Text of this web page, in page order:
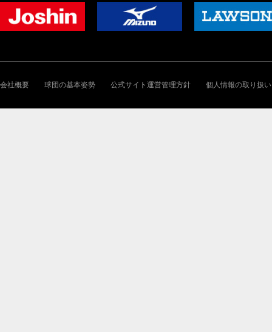
会社概要 球団の基本姿勢 公式サイト運営管理方針 個人情報の取り扱い